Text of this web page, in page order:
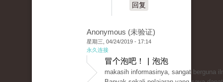
回复
Anonymous (未验证)
星期三, 04/24/2019 - 17:14
永久连接
冒个泡吧！ | 泡泡
makasih informasinya, sangat berguna